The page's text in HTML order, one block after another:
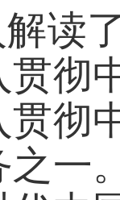
读
贯彻
彻
一